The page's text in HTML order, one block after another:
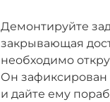
Демонтируйте
закрывающая
необходимо
Он зафиксирован
и дайте ему